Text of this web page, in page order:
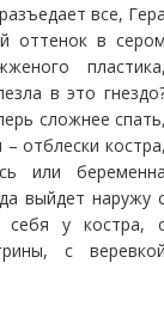
все,
оттенок в
в это
сложнее
отблески
или
выйдет наружу
у костра,
с